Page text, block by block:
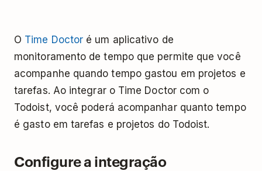
O Time Doctor é um aplicativo de
monitoramento de tempo que permite que você
acompanhe quando tempo gastou em projetos e
tarefas. Ao integrar o Time Doctor com o
Todoist, você poderá acompanhar quanto tempo
é gasto em tarefas e projetos do Todoist.
Configure a integração